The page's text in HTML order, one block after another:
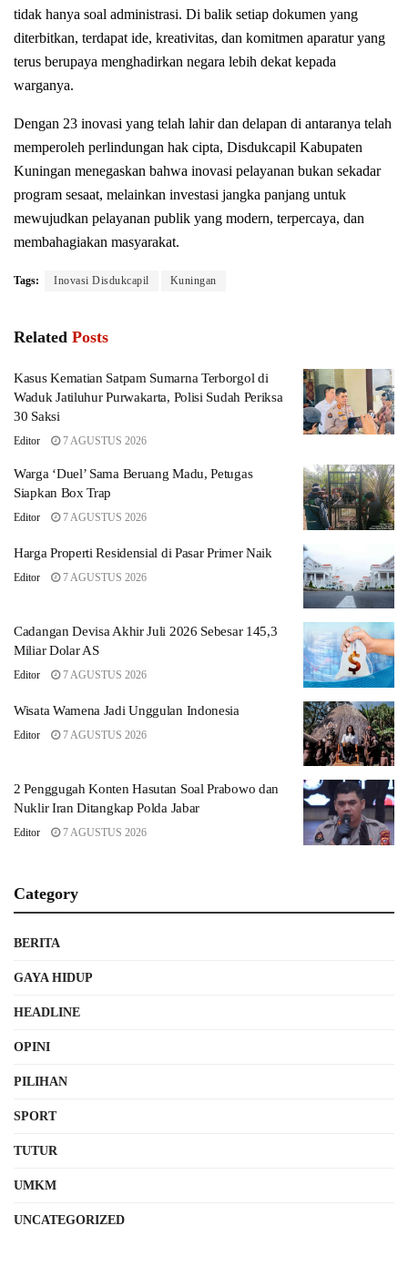
tidak hanya soal administrasi. Di balik setiap dokumen yang
diterbitkan, terdapat ide, kreativitas, dan komitmen aparatur yang
terus berupaya menghadirkan negara lebih dekat kepada
warganya.
Dengan 23 inovasi yang telah lahir dan delapan di antaranya telah
memperoleh perlindungan hak cipta, Disdukcapil Kabupaten
Kuningan menegaskan bahwa inovasi pelayanan bukan sekadar
program sesaat, melainkan investasi jangka panjang untuk
mewujudkan pelayanan publik yang modern, terpercaya, dan
membahagiakan masyarakat.
Tags: Inovasi Disdukcapil Kuningan
Related Posts
Kasus Kematian Satpam Sumarna Terborgol di
Waduk Jatiluhur Purwakarta, Polisi Sudah Periksa
30 Saksi
Editor 7 AGUSTUS 2026
Warga ‘Duel’ Sama Beruang Madu, Petugas
Siapkan Box Trap
Editor 7 AGUSTUS 2026
Harga Properti Residensial di Pasar Primer Naik
Editor 7 AGUSTUS 2026
Cadangan Devisa Akhir Juli 2026 Sebesar 145,3
Miliar Dolar AS
Editor 7 AGUSTUS 2026
Wisata Wamena Jadi Unggulan Indonesia
Editor 7 AGUSTUS 2026
2 Penggugah Konten Hasutan Soal Prabowo dan
Nuklir Iran Ditangkap Polda Jabar
Editor 7 AGUSTUS 2026
Category
BERITA
GAYA HIDUP
HEADLINE
OPINI
PILIHAN
SPORT
TUTUR
UMKM
UNCATEGORIZED